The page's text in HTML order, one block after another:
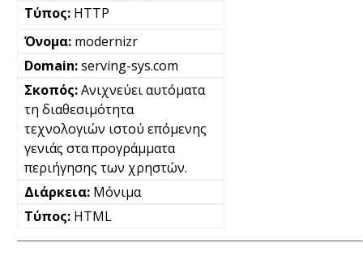
HTTP
modernizr
serving-sys.com
Ανιχνεύει αυτόματα
τη διαθεσιμότητα
τεχνολογιών ιστού επόμενης
γενιάς στα προγράμματα
περιήγησης των χρηστών.
Μόνιμα
HTML